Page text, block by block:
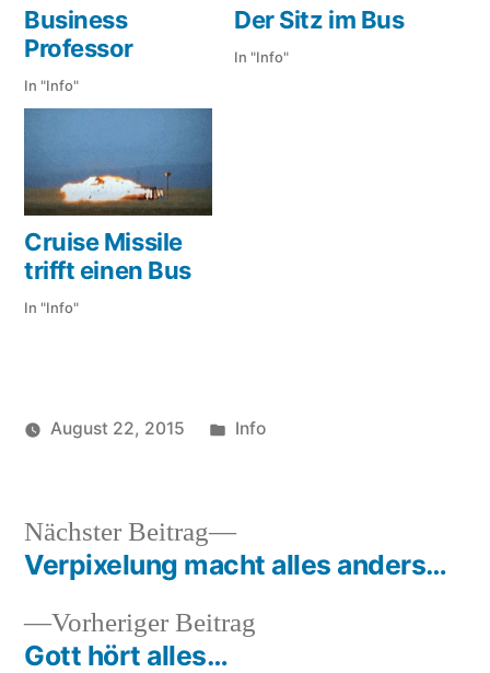
Business
Professor
In "Info"
Der Sitz im Bus
In "Info"
Cruise Missile
trifft einen Bus
In "Info"
August 22, 2015
Veröffentlicht
Info
Beitragsnavigation
Vorheriger Beitrag
Gott hört alles…
Nächster Beitrag
Nächster
Beitrag:
Verpixelung macht alles anders…